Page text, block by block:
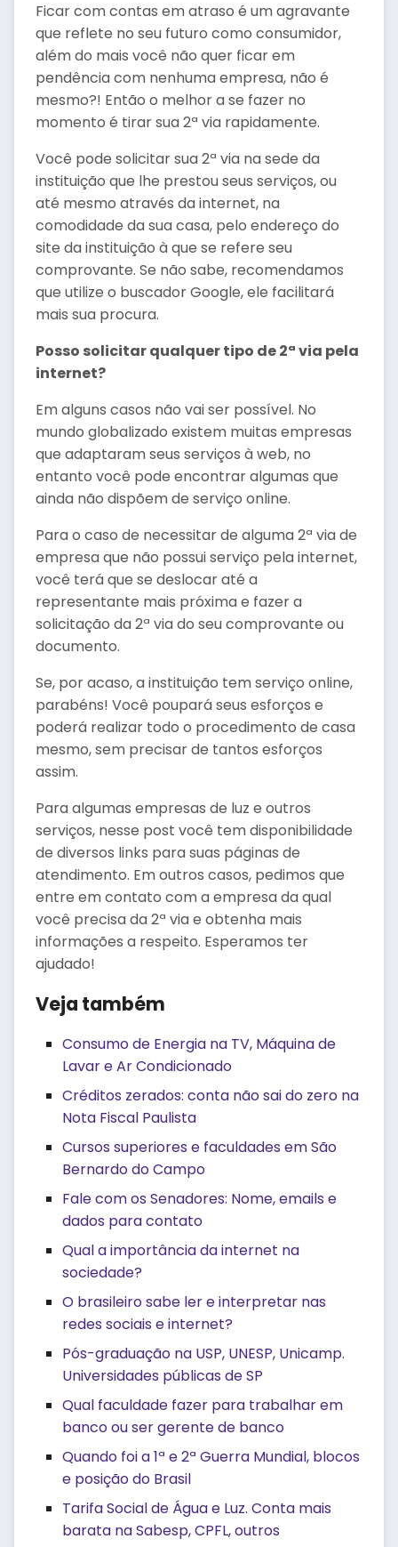
Ficar com contas em atraso é um agravante
que reflete no seu futuro como consumidor,
além do mais você não quer ficar em
pendência com nenhuma empresa, não é
mesmo?! Então o melhor a se fazer no
momento é tirar sua 2ª via rapidamente.
Você pode solicitar sua 2ª via na sede da
instituição que lhe prestou seus serviços, ou
até mesmo através da internet, na
comodidade da sua casa, pelo endereço do
site da instituição à que se refere seu
comprovante. Se não sabe, recomendamos
que utilize o buscador Google, ele facilitará
mais sua procura.
Posso solicitar qualquer tipo de 2ª via pela
internet?
Em alguns casos não vai ser possível. No
mundo globalizado existem muitas empresas
que adaptaram seus serviços à web, no
entanto você pode encontrar algumas que
ainda não dispõem de serviço online.
Para o caso de necessitar de alguma 2ª via de
empresa que não possui serviço pela internet,
você terá que se deslocar até a
representante mais próxima e fazer a
solicitação da 2ª via do seu comprovante ou
documento.
Se, por acaso, a instituição tem serviço online,
parabéns! Você poupará seus esforços e
poderá realizar todo o procedimento de casa
mesmo, sem precisar de tantos esforços
assim.
Para algumas empresas de luz e outros
serviços, nesse post você tem disponibilidade
de diversos links para suas páginas de
atendimento. Em outros casos, pedimos que
entre em contato com a empresa da qual
você precisa da 2ª via e obtenha mais
informações a respeito. Esperamos ter
ajudado!
Veja também
Consumo de Energia na TV, Máquina de
Lavar e Ar Condicionado
Créditos zerados: conta não sai do zero na
Nota Fiscal Paulista
Cursos superiores e faculdades em São
Bernardo do Campo
Fale com os Senadores: Nome, emails e
dados para contato
Qual a importância da internet na
sociedade?
O brasileiro sabe ler e interpretar nas
redes sociais e internet?
Pós-graduação na USP, UNESP, Unicamp.
Universidades públicas de SP
Qual faculdade fazer para trabalhar em
banco ou ser gerente de banco
Quando foi a 1ª e 2ª Guerra Mundial, blocos
e posição do Brasil
Tarifa Social de Água e Luz. Conta mais
barata na Sabesp, CPFL, outros